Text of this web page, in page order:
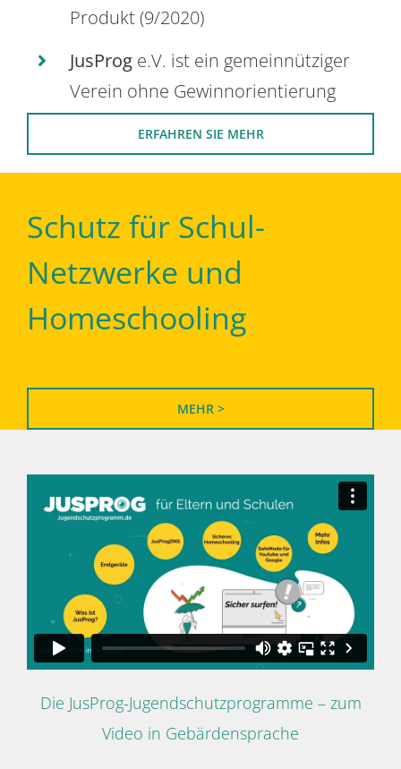
Produkt (9/2020)
JusProg e.V. ist ein gemeinnütziger
Verein ohne Gewinnorientierung
ERFAHREN SIE MEHR
Schutz für Schul-
Netzwerke und
Homeschooling
MEHR >
Die JusProg-Jugendschutzprogramme – zum
Video in Gebärdensprache